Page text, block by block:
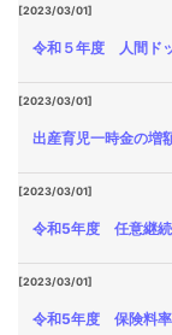
[2023/03/01]
令和５年度 人間ド
[2023/03/01]
出産育児一時金の増
[2023/03/01]
令和5年度 任意継続
[2023/03/01]
令和5年度 保険料率